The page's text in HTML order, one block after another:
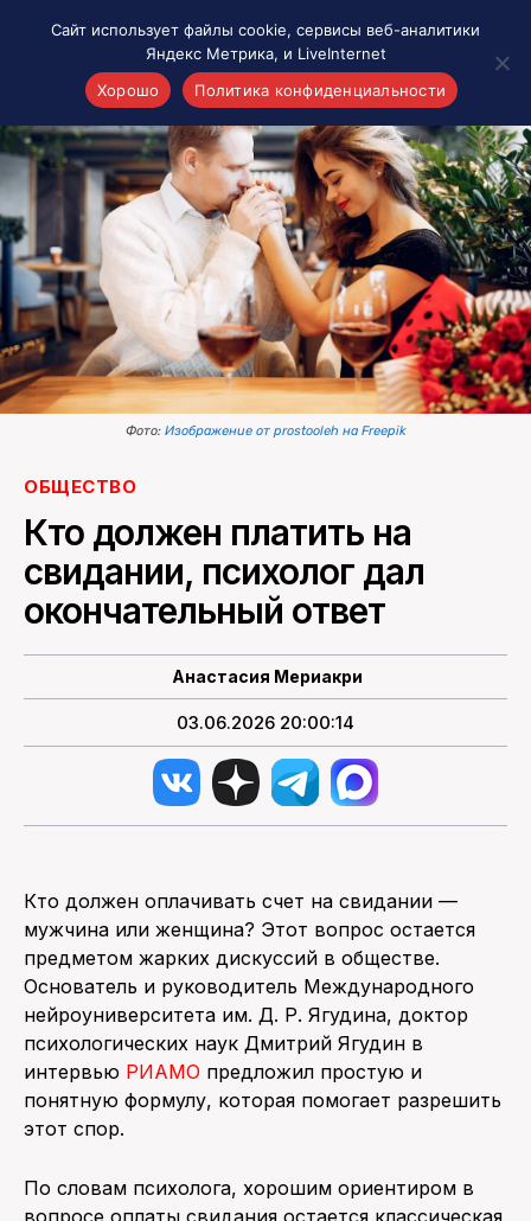
Акценты
Материалы о Рязани и области
Проекты 7 инфо
Здоровье
Интересное
Новости кино и ТВ
Новости России
Политика
Новости мира
О НАС
ПОИСК ПО САЙТУ
Фото: Изображение от prostooleh на Freepik
ОБЩЕСТВО
Кто должен платить на
свидании, психолог дал
окончательный ответ
Анастасия Мериакри
03.06.2026 20:00:14
Кто должен оплачивать счет на свидании —
мужчина или женщина? Этот вопрос остается
предметом жарких дискуссий в обществе.
Основатель и руководитель Международного
нейроуниверситета им. Д. Р. Ягудина, доктор
психологических наук Дмитрий Ягудин в
интервью РИАМО предложил простую и
понятную формулу, которая помогает разрешить
этот спор.
По словам психолога, хорошим ориентиром в
Сайт использует файлы cookie, сервисы веб-аналитики
Яндекс Метрика, и LiveInternet
Хорошо
Политика конфиденциальности